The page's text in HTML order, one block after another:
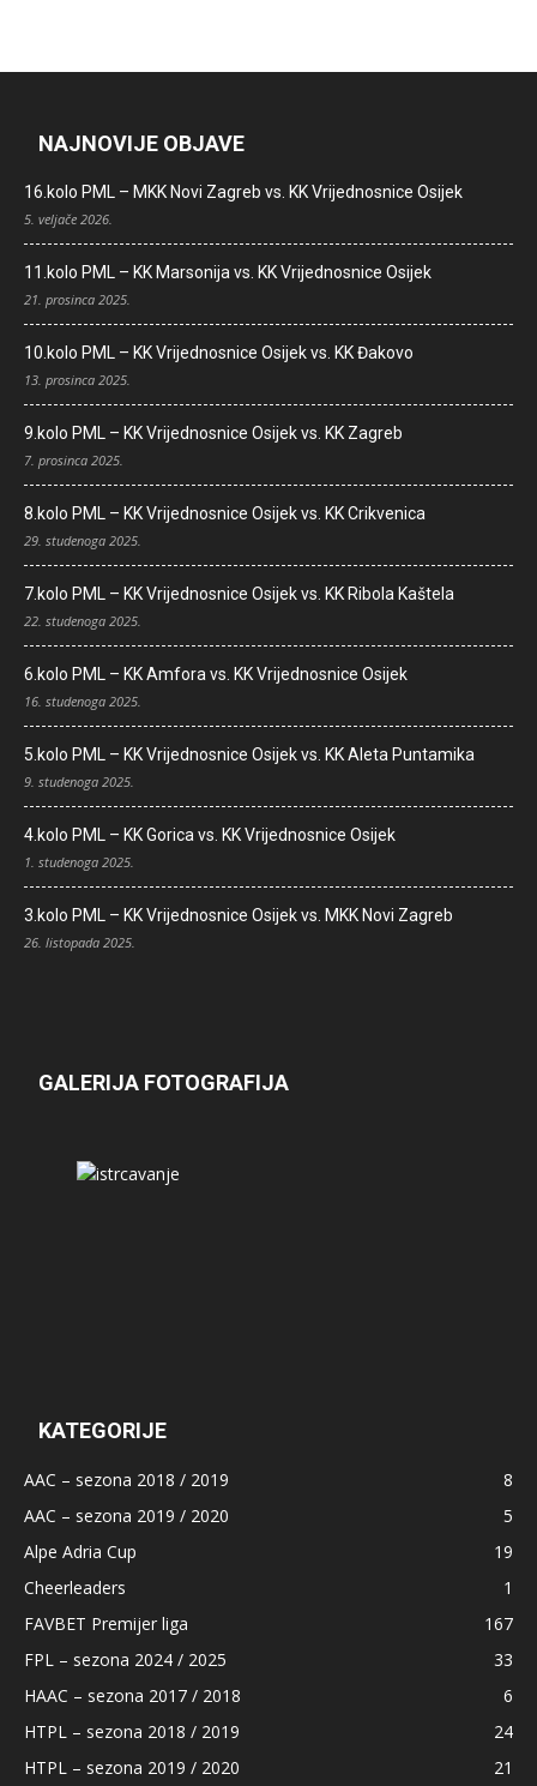
NAJNOVIJE OBJAVE
16.kolo PML – MKK Novi Zagreb vs. KK Vrijednosnice Osijek
5. veljače 2026.
11.kolo PML – KK Marsonija vs. KK Vrijednosnice Osijek
21. prosinca 2025.
10.kolo PML – KK Vrijednosnice Osijek vs. KK Đakovo
13. prosinca 2025.
9.kolo PML – KK Vrijednosnice Osijek vs. KK Zagreb
7. prosinca 2025.
8.kolo PML – KK Vrijednosnice Osijek vs. KK Crikvenica
29. studenoga 2025.
7.kolo PML – KK Vrijednosnice Osijek vs. KK Ribola Kaštela
22. studenoga 2025.
6.kolo PML – KK Amfora vs. KK Vrijednosnice Osijek
16. studenoga 2025.
5.kolo PML – KK Vrijednosnice Osijek vs. KK Aleta Puntamika
9. studenoga 2025.
4.kolo PML – KK Gorica vs. KK Vrijednosnice Osijek
1. studenoga 2025.
3.kolo PML – KK Vrijednosnice Osijek vs. MKK Novi Zagreb
26. listopada 2025.
GALERIJA FOTOGRAFIJA
KATEGORIJE
AAC – sezona 2018 / 2019
8
AAC – sezona 2019 / 2020
5
Alpe Adria Cup
19
Cheerleaders
1
FAVBET Premijer liga
167
FPL – sezona 2024 / 2025
33
HAAC – sezona 2017 / 2018
6
HTPL – sezona 2018 / 2019
24
HTPL – sezona 2019 / 2020
21